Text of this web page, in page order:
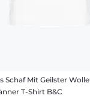
Schaf Mit Geilster Wolle
T-Shirt B&C